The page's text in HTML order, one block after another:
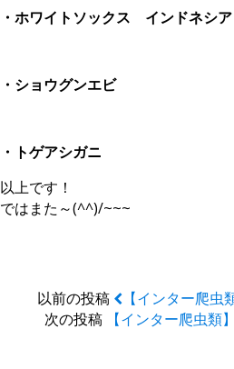
・ホワイトソックス インドネシア
・ショウグンエビ
・トゲアシガニ
以上です！
ではまた～(^^)/~~~
以前の投稿
【インター爬
次の投稿
【インター爬虫類